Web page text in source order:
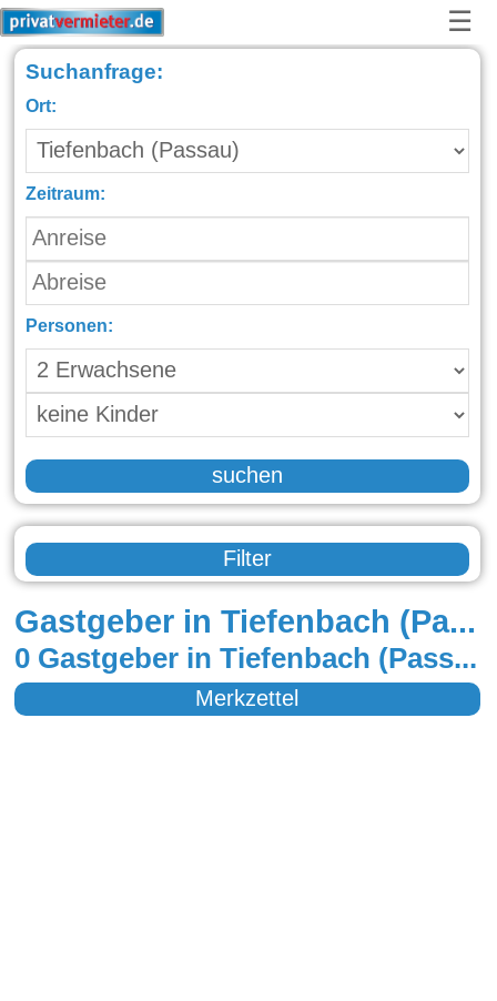
☰
Suchanfrage:
Ort:
Zeitraum:
Personen:
suchen
Filter
Gastgeber in Tiefenbach (Passau)
0 Gastgeber in Tiefenbach (Passau)
Merkzettel